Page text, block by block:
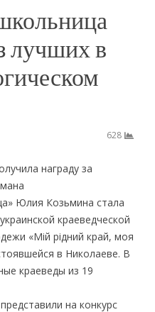
лучших в
628
награду за
Юлия Козьмина стала
краеведческой
«Мій рідний край, моя
в Николаеве. В
краеведы из 19
на конкурс